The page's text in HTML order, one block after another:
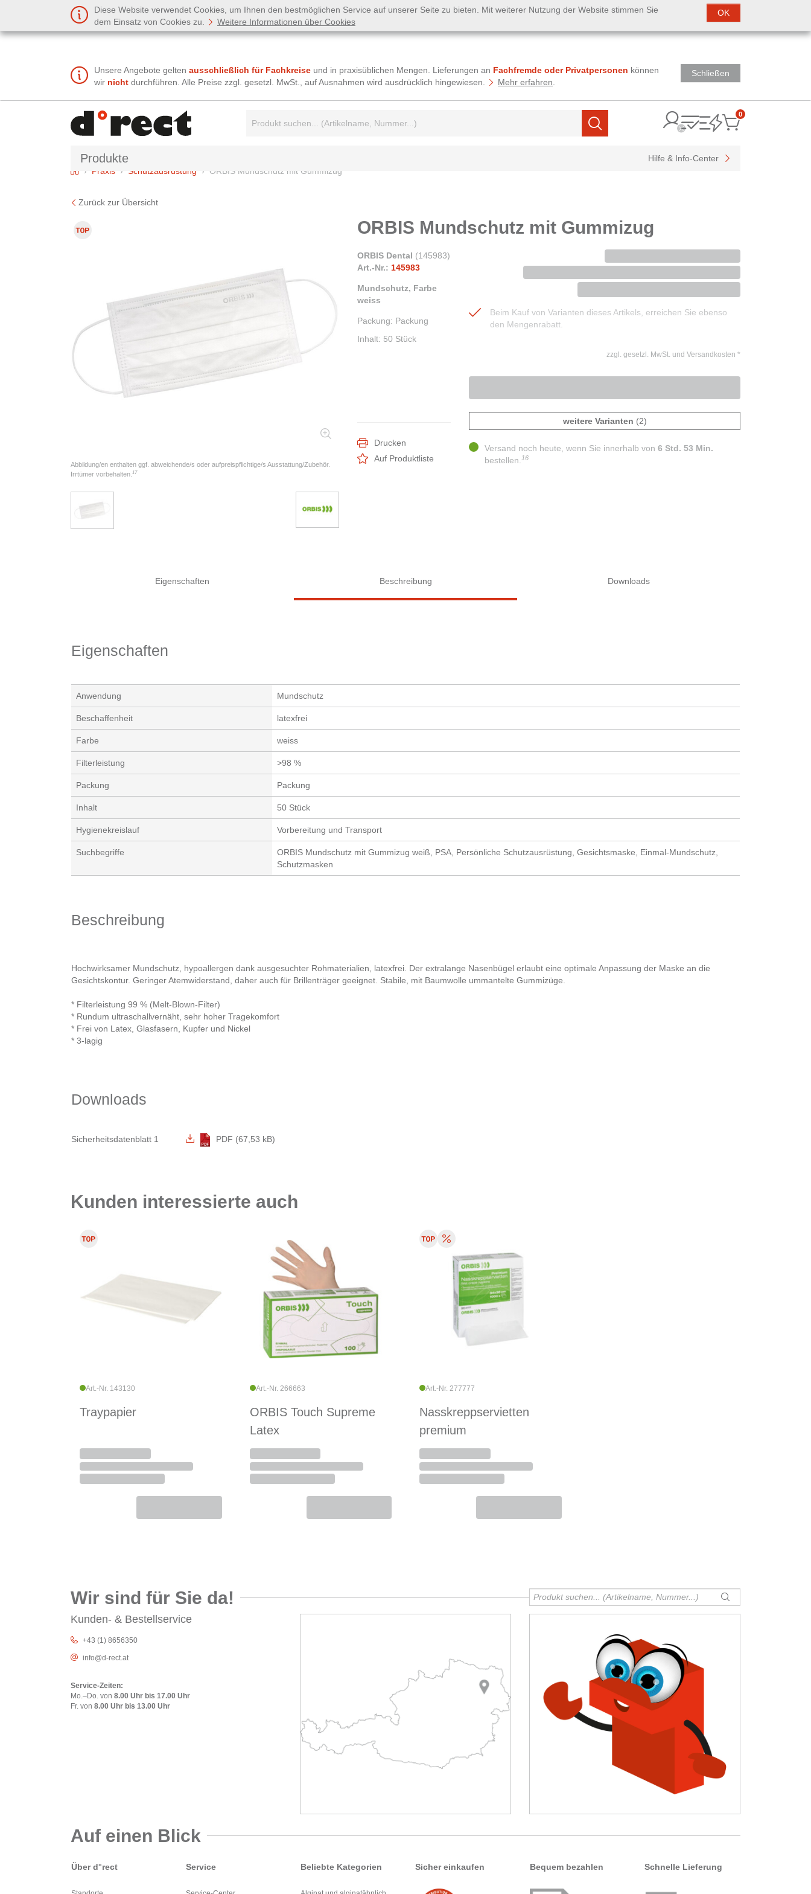
Diese Website verwendet Cookies, um Ihnen den bestmöglichen Service auf unserer Seite zu bieten. Mit weiterer Nutzung der Website stimmen Sie
dem Einsatz von Cookies zu.
Weitere Informationen über Cookies
OK
Unsere Angebote gelten ausschließlich für Fachkreise und in praxisüblichen Mengen. Lieferungen an Fachfremde oder Privatpersonen können
wir nicht durchführen. Alle Preise zzgl. gesetzl. MwSt., auf Ausnahmen wird ausdrücklich hingewiesen. Mehr erfahren
Schließen
Suchen
0Items
Produkte
Hilfe & Info-Center
HomePraxis Schutzausrüstung ORBIS Mundschutz mit Gummizug
Zurück zur Übersicht
Abbildung/en enthalten ggf. abweichende/s oder aufpreispflichtige/s Ausstattung/Zubehör.
Irrtümer vorbehalten. 17
ORBIS Mundschutz mit Gummizug
Beim Kauf von Varianten dieses Artikels, erreichen Sie ebenso
den Mengenrabatt.
ORBIS Dental (145983)
Art.-Nr.: 145983
Mundschutz, Farbe
weiss
Packung: Packung
Inhalt: 50 Stück
Drucken
Auf Produktliste
zzgl. gesetzl. MwSt. und Versandkosten *
weitere Varianten (2)
Versand noch heute, wenn Sie innerhalb von 6 Std. 53 Min.
bestellen. 16
Eigenschaften Beschreibung Downloads
Eigenschaften
Anwendung Mundschutz
Beschaffenheit latexfrei
Farbe weiss
Filterleistung >98 %
Packung Packung
Inhalt 50 Stück
Hygienekreislauf Vorbereitung und Transport
Suchbegriffe
ORBIS Mundschutz mit Gummizug weiß, PSA, Persönliche Schutzausrüstung, Gesichtsmaske, Einmal-Mundschutz,
Schutzmasken
Beschreibung
Hochwirksamer Mundschutz, hypoallergen dank ausgesuchter Rohmaterialien, latexfrei. Der extralange Nasenbügel erlaubt eine optimale Anpassung der Maske an die
Gesichtskontur. Geringer Atemwiderstand, daher auch für Brillenträger geeignet. Stabile, mit Baumwolle ummantelte Gummizüge.
* Filterleistung 99 % (Melt-Blown-Filter)
* Rundum ultraschallvernäht, sehr hoher Tragekomfort
* Frei von Latex, Glasfasern, Kupfer und Nickel
* 3-lagig
Downloads
Sicherheitsdatenblatt 1 PDF (67,53 kB)
Kunden interessierte auch
Art.-Nr. 143130
Traypapier
Art.-Nr. 266663
ORBIS Touch Supreme
Latex
Art.-Nr. 277777
Nasskreppservietten
premium
Wir sind für Sie da!
Kunden- & Bestellservice
+43 (1) 8656350
info@d-rect.at
Service-Zeiten:
Mo.–Do. von 8.00 Uhr bis 17.00 Uhr
Fr. von 8.00 Uhr bis 13.00 Uhr
Auf einen Blick
Über d°rect Service Beliebte Kategorien Sicher einkaufen Bequem bezahlen Schnelle Lieferung